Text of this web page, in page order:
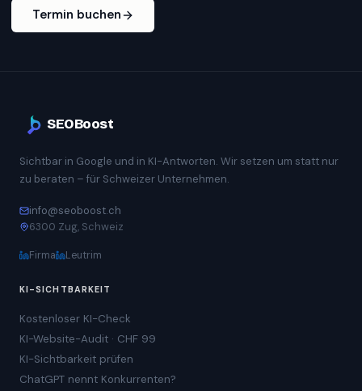
Termin buchen
SEOBoost
Sichtbar in Google und in KI-Antworten. Wir setzen um statt nur
zu beraten – für Schweizer Unternehmen.
info@seoboost.ch
6300 Zug, Schweiz
Firma Leutrim
KI-SICHTBARKEIT
Kostenloser KI-Check
KI-Website-Audit · CHF 99
KI-Sichtbarkeit prüfen
ChatGPT nennt Konkurrenten?